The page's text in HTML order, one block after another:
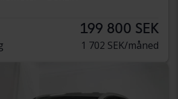
199 800 SEK
1 702 SEK/måned